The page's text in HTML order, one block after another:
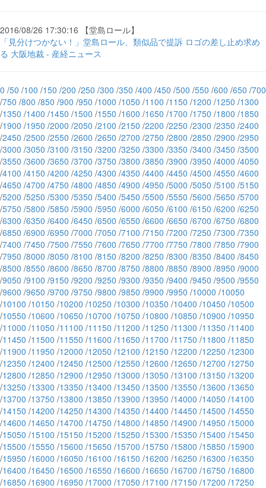
2016/08/26 17:30:16 【堂島ロール】
「見分けつかない！」堂島ロール、類似品で提訴 ロゴの差し止め求め
る 大阪地裁 - 産経ニュース
0 /50 /100 /150 /200 /250 /300 /350 /400 /450 /500 /550 /600 /650 /700
/750 /800 /850 /900 /950 /1000 /1050 /1100 /1150 /1200 /1250 /1300
/1350 /1400 /1450 /1500 /1550 /1600 /1650 /1700 /1750 /1800 /1850
/1900 /1950 /2000 /2050 /2100 /2150 /2200 /2250 /2300 /2350 /2400
/2450 /2500 /2550 /2600 /2650 /2700 /2750 /2800 /2850 /2900 /2950
/3000 /3050 /3100 /3150 /3200 /3250 /3300 /3350 /3400 /3450 /3500
/3550 /3600 /3650 /3700 /3750 /3800 /3850 /3900 /3950 /4000 /4050
/4100 /4150 /4200 /4250 /4300 /4350 /4400 /4450 /4500 /4550 /4600
/4650 /4700 /4750 /4800 /4850 /4900 /4950 /5000 /5050 /5100 /5150
/5200 /5250 /5300 /5350 /5400 /5450 /5500 /5550 /5600 /5650 /5700
/5750 /5800 /5850 /5900 /5950 /6000 /6050 /6100 /6150 /6200 /6250
/6300 /6350 /6400 /6450 /6500 /6550 /6600 /6650 /6700 /6750 /6800
/6850 /6900 /6950 /7000 /7050 /7100 /7150 /7200 /7250 /7300 /7350
/7400 /7450 /7500 /7550 /7600 /7650 /7700 /7750 /7800 /7850 /7900
/7950 /8000 /8050 /8100 /8150 /8200 /8250 /8300 /8350 /8400 /8450
/8500 /8550 /8600 /8650 /8700 /8750 /8800 /8850 /8900 /8950 /9000
/9050 /9100 /9150 /9200 /9250 /9300 /9350 /9400 /9450 /9500 /9550
/9600 /9650 /9700 /9750 /9800 /9850 /9900 /9950 /10000 /10050
/10100 /10150 /10200 /10250 /10300 /10350 /10400 /10450 /10500
/10550 /10600 /10650 /10700 /10750 /10800 /10850 /10900 /10950
/11000 /11050 /11100 /11150 /11200 /11250 /11300 /11350 /11400
/11450 /11500 /11550 /11600 /11650 /11700 /11750 /11800 /11850
/11900 /11950 /12000 /12050 /12100 /12150 /12200 /12250 /12300
/12350 /12400 /12450 /12500 /12550 /12600 /12650 /12700 /12750
/12800 /12850 /12900 /12950 /13000 /13050 /13100 /13150 /13200
/13250 /13300 /13350 /13400 /13450 /13500 /13550 /13600 /13650
/13700 /13750 /13800 /13850 /13900 /13950 /14000 /14050 /14100
/14150 /14200 /14250 /14300 /14350 /14400 /14450 /14500 /14550
/14600 /14650 /14700 /14750 /14800 /14850 /14900 /14950 /15000
/15050 /15100 /15150 /15200 /15250 /15300 /15350 /15400 /15450
/15500 /15550 /15600 /15650 /15700 /15750 /15800 /15850 /15900
/15950 /16000 /16050 /16100 /16150 /16200 /16250 /16300 /16350
/16400 /16450 /16500 /16550 /16600 /16650 /16700 /16750 /16800
/16850 /16900 /16950 /17000 /17050 /17100 /17150 /17200 /17250